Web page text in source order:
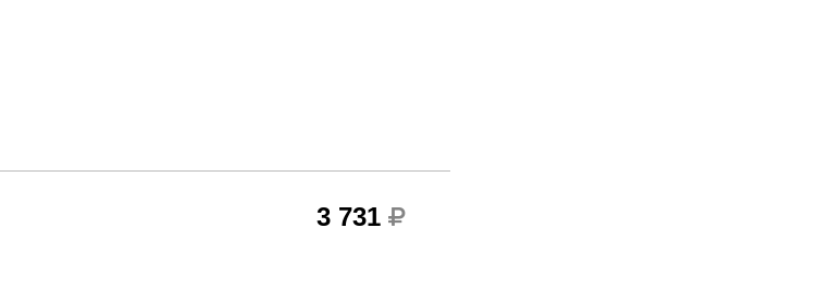
3 731